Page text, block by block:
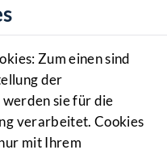
Zum einen sind
der
sie für die
verarbeitet. Cookies
mit Ihrem